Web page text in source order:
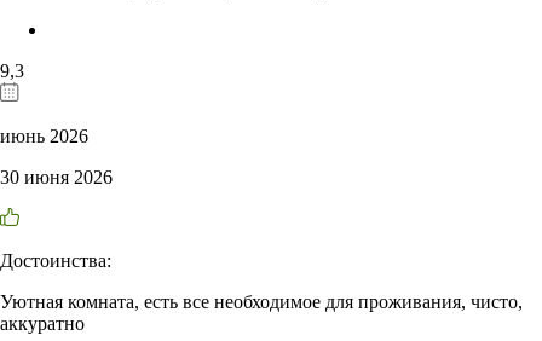
9,3
июнь 2026
30 июня 2026
Достоинства:
Уютная комната, есть все необходимое для проживания, чисто,
аккуратно